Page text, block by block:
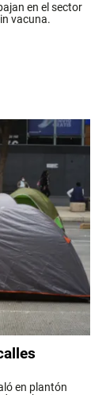
en el sector
vacuna.
en plantón